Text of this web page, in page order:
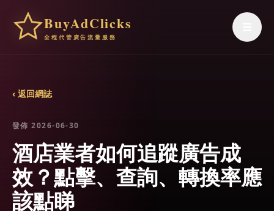
BuyAdClicks
全程代管廣告流量服務
‹ 返回網誌
發佈 2026-06-30
酒店業者如何追蹤廣告成
效？點擊、查詢、轉換率應
該點睇